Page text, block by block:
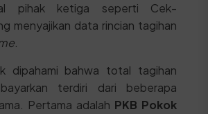
pihak ketiga seperti Cek-
menyajikan data rincian tagihan
.
dipahami bahwa total tagihan
terdiri dari beberapa
Pertama adalah PKB Pokok